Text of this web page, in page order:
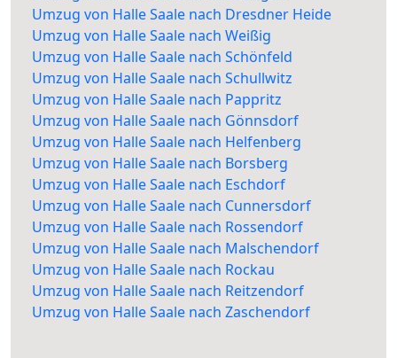
Umzug von Halle Saale nach Dresdner Heide
Umzug von Halle Saale nach Weißig
Umzug von Halle Saale nach Schönfeld
Umzug von Halle Saale nach Schullwitz
Umzug von Halle Saale nach Pappritz
Umzug von Halle Saale nach Gönnsdorf
Umzug von Halle Saale nach Helfenberg
Umzug von Halle Saale nach Borsberg
Umzug von Halle Saale nach Eschdorf
Umzug von Halle Saale nach Cunnersdorf
Umzug von Halle Saale nach Rossendorf
Umzug von Halle Saale nach Malschendorf
Umzug von Halle Saale nach Rockau
Umzug von Halle Saale nach Reitzendorf
Umzug von Halle Saale nach Zaschendorf